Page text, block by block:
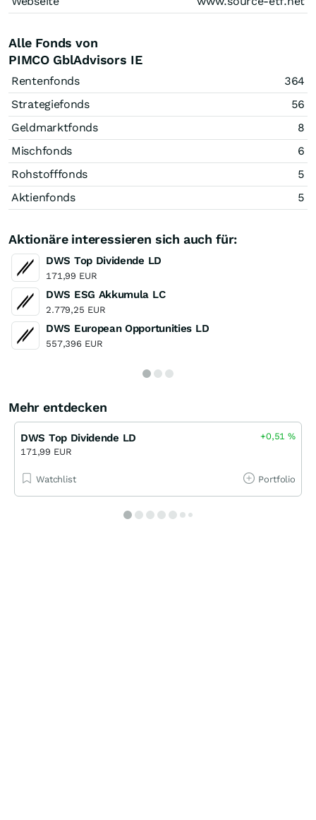
Alle Fonds von
PIMCO GblAdvisors IE
Rentenfonds
364
Strategiefonds
56
Geldmarktfonds
8
Mischfonds
6
Rohstofffonds
5
Aktienfonds
5
Aktionäre interessieren sich auch für:
DWS Top Dividende LD
171,99 EUR
DWS ESG Akkumula LC
2.779,25 EUR
DWS European Opportunities LD
557,396 EUR
Mehr entdecken
DWS Top Dividende LD
171,99 EUR
+0,51%
Watchlist Portfolio